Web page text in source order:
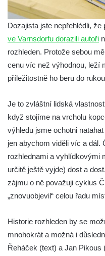
Dozajista jste nepřehlédli,
ve Varnsdorfu dorazili autoři
rozhleden. Protože sebou
cenu víc než výhodnou, leží
příležitostně ho beru do
Je to zvláštní lidská
když stojíme na vrcholu
výhledu jsme ochotni
jen abychom viděli víc a dál.
rozhlednami a vyhlídkovými
určitě ještě vyjde) dost a
zájmu o ně považuji cyklus
„znovuobjevil“ celou řadu
Historie rozhleden by se
mnohokrát a možná i
Řeháček (text) a Jan Pikous